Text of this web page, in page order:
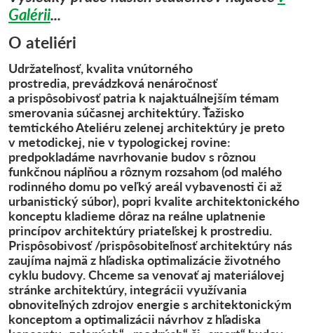
Galérii...
O ateliéri
Udržateľnosť, kvalita vnútorného
prostredia, prevádzková nenáročnosť
a prispôsobivosť patria k najaktuálnejším témam
smerovania súčasnej architektúry. Ťažisko
temtického Ateliéru zelenej architektúry je preto
v metodickej, nie v typologickej rovine:
predpokladáme navrhovanie budov s rôznou
funkčnou náplňou a rôznym rozsahom (od malého
rodinného domu po veľký areál vybavenosti či až
urbanistický súbor), popri kvalite architektonického
konceptu kladieme dôraz na reálne uplatnenie
princípov architektúry priateľskej k prostrediu.
Prispôsobivosť /prispôsobiteľnosť architektúry nás
zaujíma najmä z hľadiska optimalizácie životného
cyklu budovy. Chceme sa venovať aj materiálovej
stránke architektúry, integrácii využívania
obnoviteľných zdrojov energie s architektonickým
konceptom a optimalizácii návrhov z hľadiska